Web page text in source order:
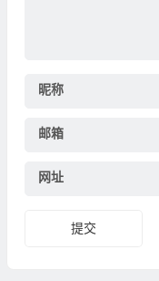
昵称
邮箱
网址